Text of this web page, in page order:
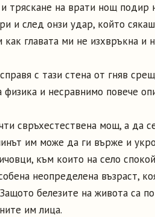
тряскане на врати нощ подир
и след онзи удар, който
главата ми не изхвръкна и
с тази стена от гняв
физика и несравнимо повече
свръхестествена мощ, а да
им може да ги върже и
към които на село
неопределена възраст,
белезите на живота са
им лица.